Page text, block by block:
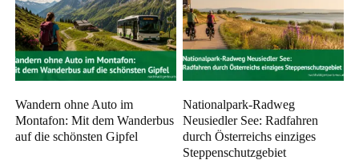
Wandern ohne Auto im
Montafon: Mit dem Wanderbus
auf die schönsten Gipfel
Nationalpark-Radweg
Neusiedler See: Radfahren
durch Österreichs einziges
Steppenschutzgebiet